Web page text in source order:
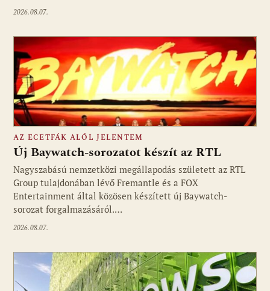
2026.08.07.
Fotó: media1.hu
AZ ECETFÁK ALÓL JELENTEM
Új Baywatch-sorozatot készít az RTL
Nagyszabású nemzetközi megállapodás született az RTL
Group tulajdonában lévő Fremantle és a FOX
Entertainment által közösen készített új Baywatch-
sorozat forgalmazásáról.…
2026.08.07.